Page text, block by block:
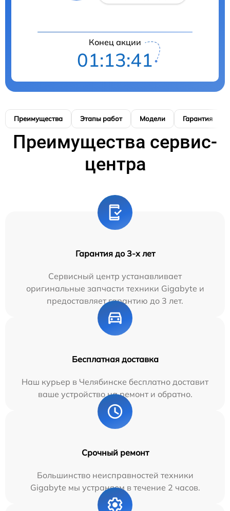
Конец акции
01:13:40
Преимущества Этапы работ Модели Гарантия
Преимущества сервис-
центра
Гарантия до 3-х лет
Сервисный центр устанавливает
оригинальные запчасти техники Gigabyte и
предоставляет гарантию до 3 лет.
Бесплатная доставка
Наш курьер в Челябинске бесплатно доставит
ваше устройство на ремонт и обратно.
Срочный ремонт
Большинство неисправностей техники
Gigabyte мы устраняем в течение 2 часов.